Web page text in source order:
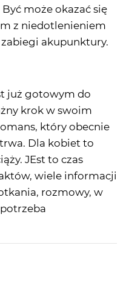
może okazać się
z niedotlenieniem
akupunktury.
już gotowym do
krok w swoim
który obecnie
Dla kobiet to
JEst to czas
wiele informacji
rozmowy, w